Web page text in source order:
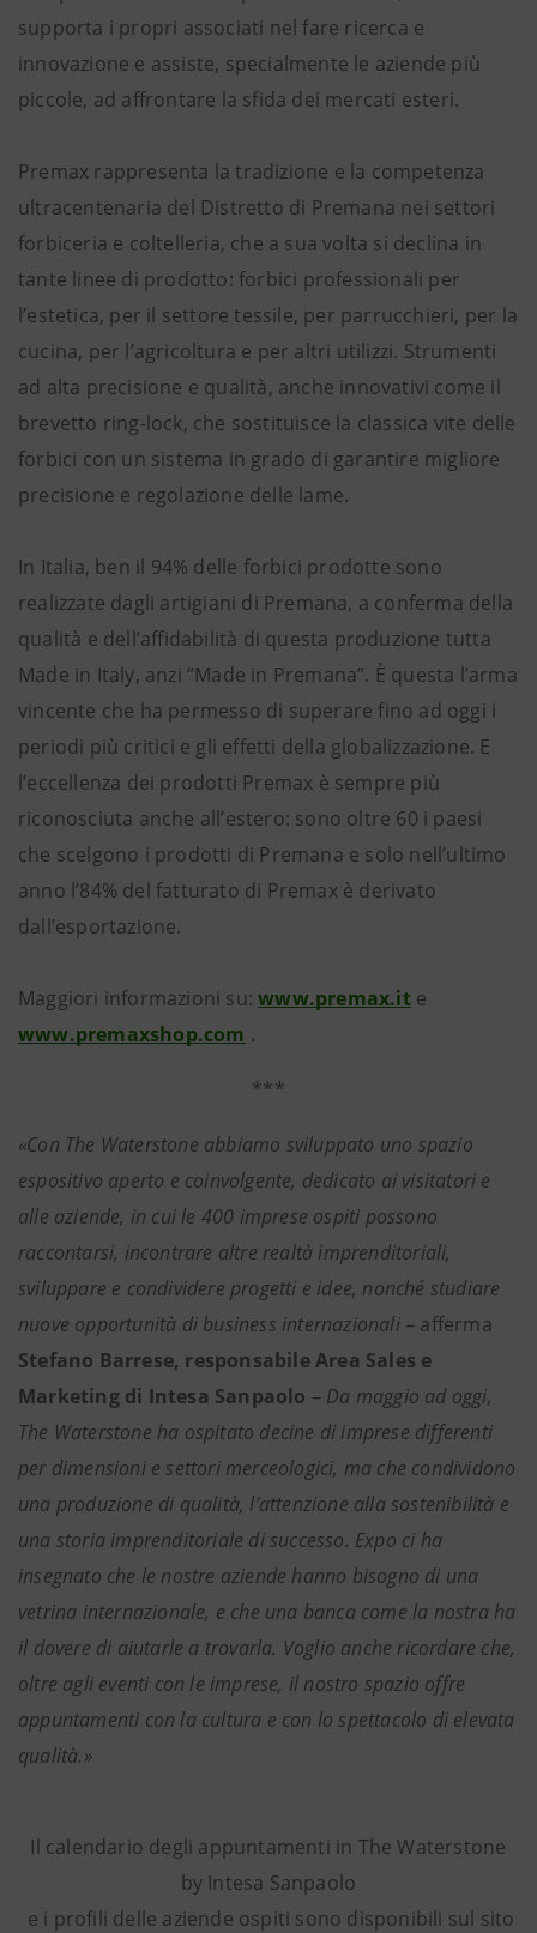
supporta i propri associati nel fare ricerca e
innovazione e assiste, specialmente le aziende più
piccole, ad affrontare la sfida dei mercati esteri.
Premax rappresenta la tradizione e la competenza
ultracentenaria del Distretto di Premana nei settori
forbiceria e coltelleria, che a sua volta si declina in
tante linee di prodotto: forbici professionali per
l’estetica, per il settore tessile, per parrucchieri, per la
cucina, per l’agricoltura e per altri utilizzi. Strumenti
ad alta precisione e qualità, anche innovativi come il
brevetto ring-lock, che sostituisce la classica vite delle
forbici con un sistema in grado di garantire migliore
precisione e regolazione delle lame.
In Italia, ben il 94% delle forbici prodotte sono
realizzate dagli artigiani di Premana, a conferma della
qualità e dell’affidabilità di questa produzione tutta
Made in Italy, anzi “Made in Premana”. È questa l’arma
vincente che ha permesso di superare fino ad oggi i
periodi più critici e gli effetti della globalizzazione. E
l’eccellenza dei prodotti Premax è sempre più
riconosciuta anche all’estero: sono oltre 60 i paesi
che scelgono i prodotti di Premana e solo nell’ultimo
anno l’84% del fatturato di Premax è derivato
dall’esportazione.
Maggiori informazioni su:www.premax.ite
www.premaxshop.com .
***
«Con The Waterstone abbiamo sviluppato uno spazio
espositivo aperto e coinvolgente, dedicato ai visitatori e
alle aziende, in cui le 400 imprese ospiti possono
raccontarsi, incontrare altre realtà imprenditoriali,
sviluppare e condividere progetti e idee, nonché studiare
nuove opportunità di business internazionali– afferma
Stefano Barrese, responsabile Area Sales e
Marketing di Intesa Sanpaolo – Da maggio ad oggi,
The Waterstone ha ospitato decine di imprese differenti
per dimensioni e settori merceologici, ma che condividono
una produzione di qualità, l’attenzione alla sostenibilità e
una storia imprenditoriale di successo. Expo ci ha
insegnato che le nostre aziende hanno bisogno di una
vetrina internazionale, e che una banca come la nostra ha
il dovere di aiutarle a trovarla. Voglio anche ricordare che,
oltre agli eventi con le imprese, il nostro spazio offre
appuntamenti con la cultura e con lo spettacolo di elevata
qualità.»
Il calendario degli appuntamenti in The Waterstone
by Intesa Sanpaolo
e i profili delle aziende ospiti sono disponibili sul sito